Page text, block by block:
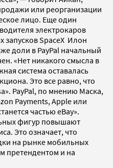
или реорганизации
лицо. Еще один
электрокаров
запусков SpaceX Илон
доли в PayPal начальный
«Нет никакого смысла в
система оставалась
Это все равно, что
PayPal, по мнению Маска,
Payments, Apple или
частью eBay».
фигур повышают
Это означает, что
на рынке мобильных
претендентом и на